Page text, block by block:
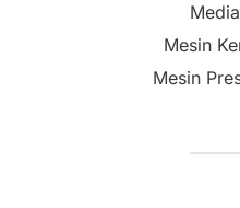
Mesin
Mesin